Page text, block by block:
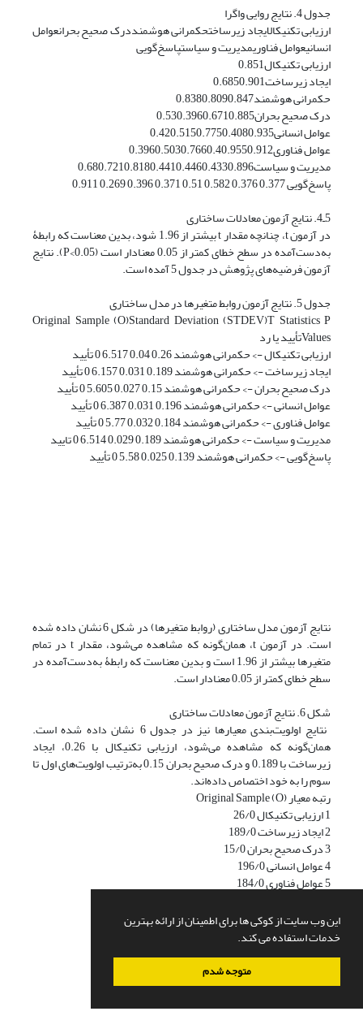
این وب سایت از کوکی ها برای اطمینان از ارائه بهترین
خدمات استفاده می کند.
متوجه شدم
جدول 4. نتایج روایی واگرا
ارزیابی تکنیکالایجاد زیرساختحکمرانی هوشمنددرک صحیح بحرانعوامل
انسانیعوامل فناوریمدیریت و سیاستپاسخ‌گویی
ارزیابی تکنیکال0.851
ایجاد زیرساخت0.6850.901
حکمرانی هوشمند0.8380.8090.847
درک صحیح بحران0.530.3960.6710.885
عوامل انسانی0.420.5150.7750.4080.935
عوامل فناوری0.3960.5030.7660.40.9550.912
مدیریت و سیاست0.680.7210.8180.4410.4460.4330.896
پاسخ‌گویی 0.377 0.376 0.582 0.51 0.371 0.396 0.269 0.911
5ـ4. نتایج آزمون معادلات ساختاری
در آزمون t، چنانچه مقدار t بیشتر از 1.96 شود، بدین معناست که رابطۀ
به‌دست‌آمده در سطح خطای کمتر از 0.05 معنا‌دار است (0.05>P). نتایج
آزمون فرضیه‌های پژوهش در جدول 5 آمده است.
جدول 5. نتایج آزمون روابط متغیرها در مدل ساختاری
Original Sample (O)Standard Deviation (STDEV)T Statistics P
Valuesتأیید یا رد
ارزیابی تکنیکال -> حکمرانی هوشمند 0.26 0.04 6.517 0 تأیید
ایجاد زیرساخت -> حکمرانی هوشمند 0.189 0.031 6.157 0 تأیید
درک صحیح بحران -> حکمرانی هوشمند 0.15 0.027 5.605 0 تأیید
عوامل انسانی -> حکمرانی هوشمند 0.196 0.031 6.387 0 تأیید
عوامل فناوری -> حکمرانی هوشمند 0.184 0.032 5.77 0 تأیید
مدیریت و سیاست -> حکمرانی هوشمند 0.189 0.029 6.514 0 تایید
پاسخ‌گویی -> حکمرانی هوشمند 0.139 0.025 5.58 0 تأیید
نتایج آزمون مدل ساختاری (روابط متغیرها) در شکل 6 نشان داده شده
است. در آزمون t، همان‌گونه که مشاهده می‌شود، مقدار t در تمام
متغیرها بیشتر از 1.96 است و بدین معناست که رابطۀ به‌دست‌آمده در
سطح خطای کمتر از 0.05 معنا‌دار است.
شکل 6. نتایج آزمون معادلات ساختاری
نتایج اولویت‌بندی معیارها نیز در جدول 6 نشان داده شده است.
همان‌گونه که مشاهده می‌شود، ارزیابی تکنیکال با 0.26، ایجاد
زیرساخت با 0.189 و درک صحیح بحران 0.15 به‌ترتیب اولویت‌های اول تا
سوم را به خود اختصاص داده‌اند.
رتبه معیار Original Sample (O)
1 ارزیابی تکنیکال 26/0
2 ایجاد زیرساخت 189/0
3 درک صحیح بحران 15/0
4 عوامل انسانی 196/0
5 عوامل فناوری 184/0
7 پاسخ‌گویی 139/0
جدول 6. اولویت‌بندی معیارها